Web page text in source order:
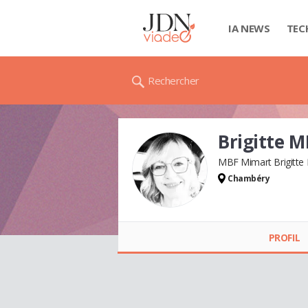
IA NEWS
Rechercher
Brigitte
MBF Mimart Brigitte
Chambéry
PROFIL